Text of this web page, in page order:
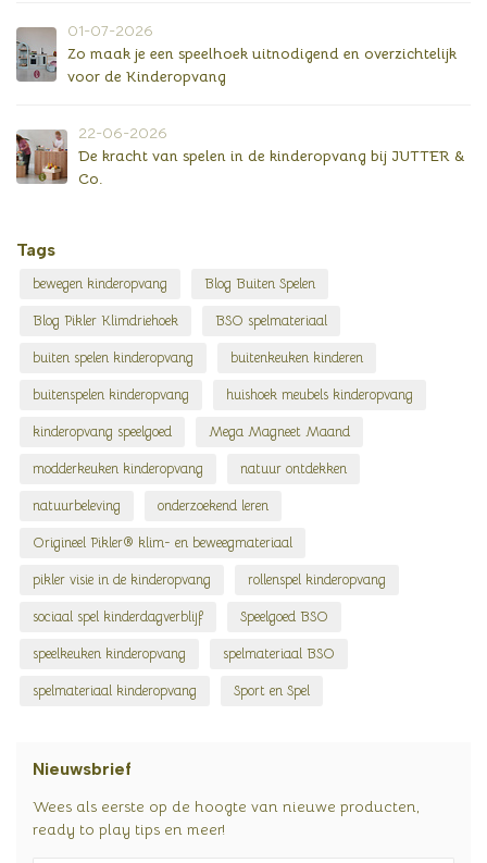
01-07-2026
Zo maak je een speelhoek uitnodigend en overzichtelijk
voor de Kinderopvang
22-06-2026
De kracht van spelen in de kinderopvang bij JUTTER &
Co.
Tags
bewegen kinderopvang Blog Buiten Spelen
Blog Pikler Klimdriehoek BSO spelmateriaal
buiten spelen kinderopvang buitenkeuken kinderen
buitenspelen kinderopvang huishoek meubels kinderopvang
kinderopvang speelgoed Mega Magneet Maand
modderkeuken kinderopvang natuur ontdekken
natuurbeleving onderzoekend leren
Origineel Pikler® klim- en beweegmateriaal
pikler visie in de kinderopvang rollenspel kinderopvang
sociaal spel kinderdagverblijf Speelgoed BSO
speelkeuken kinderopvang spelmateriaal BSO
spelmateriaal kinderopvang Sport en Spel
Nieuwsbrief
Wees als eerste op de hoogte van nieuwe producten,
ready to play tips en meer!